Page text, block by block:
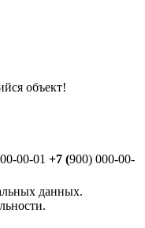
объект!
00-01 +7 (900) 000-00-
данных.